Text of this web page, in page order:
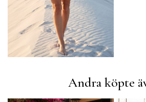
Andra köpte